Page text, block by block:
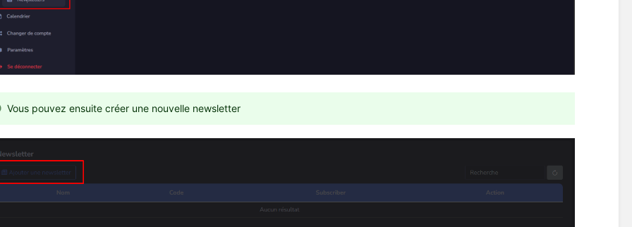
Vous pouvez ensuite créer une nouvelle newsletter